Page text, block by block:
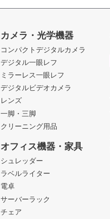
カメラ・光学機器
コンパクトデジタルカメラ
デジタル一眼レフ
ミラーレス一眼レフ
デジタルビデオカメラ
レンズ
一脚・三脚
クリーニング用品
オフィス機器・家具
シュレッダー
ラベルライター
電卓
サーバーラック
チェア